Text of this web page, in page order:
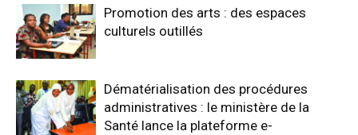
Promotion des arts : des espaces
culturels outillés
Dématérialisation des procédures
administratives : le ministère de la
Santé lance la plateforme e-